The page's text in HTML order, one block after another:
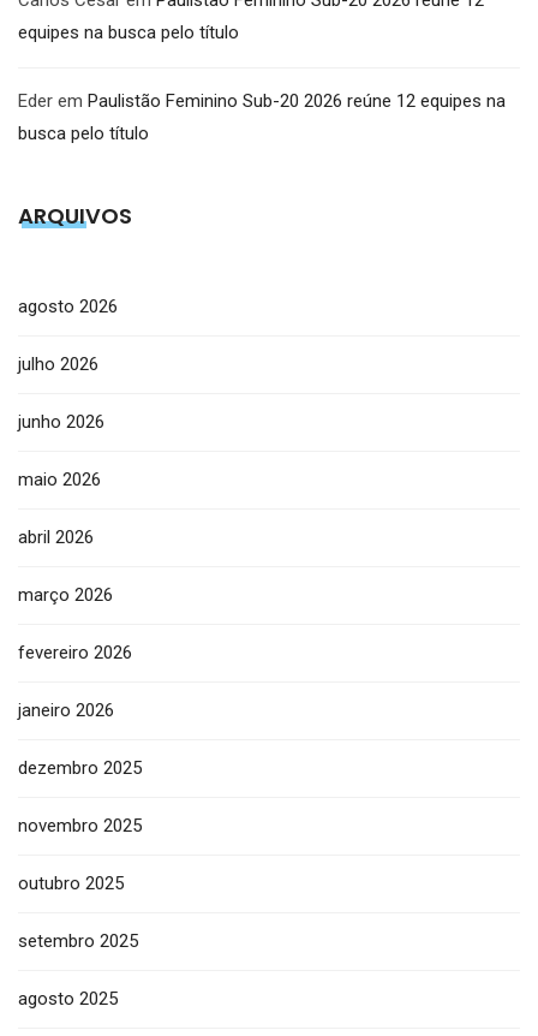
equipes na busca pelo título
Eder em Paulistão Feminino Sub-20 2026 reúne 12 equipes na
busca pelo título
ARQUIVOS
agosto 2026
julho 2026
junho 2026
maio 2026
abril 2026
março 2026
fevereiro 2026
janeiro 2026
dezembro 2025
novembro 2025
outubro 2025
setembro 2025
agosto 2025